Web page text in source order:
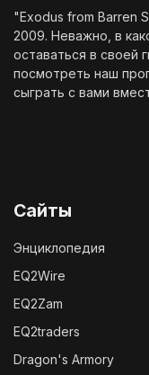
"Exodus from Barren
2009. Неважно, в
оставаться в своей
посмотреть наш
сыграть с вами
Сайты
Энциклопедия
EQ2Wire
EQ2Zam
EQ2traders
Dragon's Armory